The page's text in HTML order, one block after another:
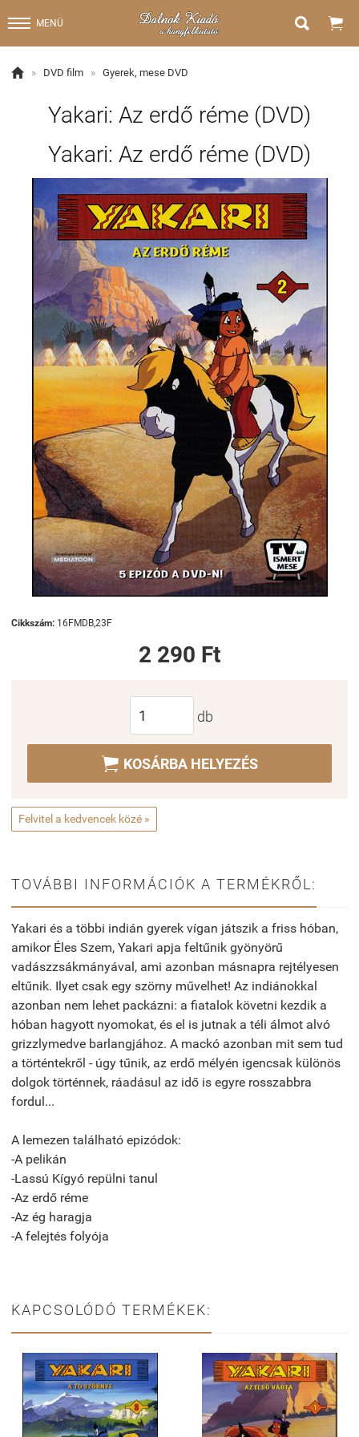
MENÜ  
 » DVD film » Gyerek, mese DVD
Yakari: Az erdő réme (DVD)
Yakari: Az erdő réme (DVD)
Cikkszám: 16FMDB,23F
2 290 Ft
db
 KOSÁRBA HELYEZÉS
Felvitel a kedvencek közé »
TOVÁBBI INFORMÁCIÓK A TERMÉKRŐL:
Yakari és a többi indián gyerek vígan játszik a friss hóban,
amikor Éles Szem, Yakari apja feltűnik gyönyörű
vadászzsákmányával, ami azonban másnapra rejtélyesen
eltűnik. Ilyet csak egy szörny művelhet! Az indiánokkal
azonban nem lehet packázni: a fiatalok követni kezdik a
hóban hagyott nyomokat, és el is jutnak a téli álmot alvó
grizzlymedve barlangjához. A mackó azonban mit sem tud
a történtekről - úgy tűnik, az erdő mélyén igencsak különös
dolgok történnek, ráadásul az idő is egyre rosszabbra
fordul...
A lemezen található epizódok:
-A pelikán
-Lassú Kígyó repülni tanul
-Az erdő réme
-Az ég haragja
-A felejtés folyója
KAPCSOLÓDÓ TERMÉKEK: